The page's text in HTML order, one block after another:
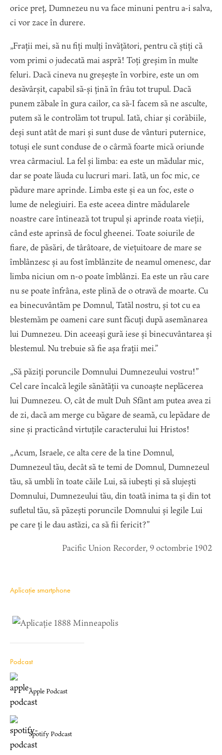
orice preț, Dumnezeu nu va face minuni pentru a-i salva,
ci vor zace în durere.
„Frații mei, să nu fiți mulți învățători, pentru că știți că
vom primi o judecată mai aspră! Toți greșim în multe
feluri. Dacă cineva nu greșește în vorbire, este un om
desăvârșit, capabil să-și țină în frâu tot trupul. Dacă
punem zăbale în gura cailor, ca să-I facem să ne asculte,
putem să le controlăm tot trupul. Iată, chiar și corăbiile,
deși sunt atât de mari și sunt duse de vânturi puternice,
totuși ele sunt conduse de o cârmă foarte mică oriunde
vrea cârmaciul. La fel și limba: ea este un mădular mic,
dar se poate lăuda cu lucruri mari. Iată, un foc mic, ce
pădure mare aprinde. Limba este și ea un foc, este o
lume de nelegiuiri. Ea este aceea dintre mădularele
noastre care întinează tot trupul și aprinde roata vieții,
când este aprinsă de focul gheenei. Toate soiurile de
fiare, de păsări, de târâtoare, de viețuitoare de mare se
îmblânzesc și au fost îmblânzite de neamul omenesc, dar
limba niciun om n-o poate îmblânzi. Ea este un rău care
nu se poate înfrâna, este plină de o otravă de moarte. Cu
ea binecuvântăm pe Domnul, Tatăl nostru, și tot cu ea
blestemăm pe oameni care sunt făcuți după asemănarea
lui Dumnezeu. Din aceeași gură iese și binecuvântarea și
blestemul. Nu trebuie să fie așa frații mei.”
„Să păziți poruncile Domnului Dumnezeului vostru!”
Cel care încalcă legile sănătății va cunoaște neplăcerea
lui Dumnezeu. O, cât de mult Duh Sfânt am putea avea zi
de zi, dacă am merge cu băgare de seamă, cu lepădare de
sine și practicând virtuțile caracterului lui Hristos!
„Acum, Israele, ce alta cere de la tine Domnul,
Dumnezeul tău, decât să te temi de Domnul, Dumnezeul
tău, să umbli în toate căile Lui, să iubești și să slujești
Domnului, Dumnezeului tău, din toată inima ta și din tot
sufletul tău, să păzești poruncile Domnului și legile Lui
pe care ți le dau astăzi, ca să fii fericit?”
Pacific Union Recorder, 9 octombrie 1902
Aplicație smartphone
Podcast
Apple Podcast
Spotify Podcast